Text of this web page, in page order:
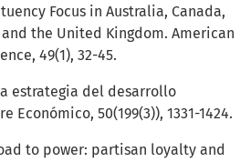
Focus in Australia, Canada,
the United Kingdom. American
49(1), 32-45.
estrategia del desarrollo
Económico, 50(199(3)), 1331-1424.
to power: partisan loyalty and